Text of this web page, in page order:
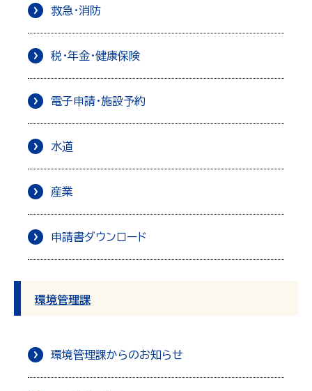
救急・消防
税・年金・健康保険
電子申請・施設予約
水道
産業
申請書ダウンロード
環境管理課
環境管理課からのお知らせ